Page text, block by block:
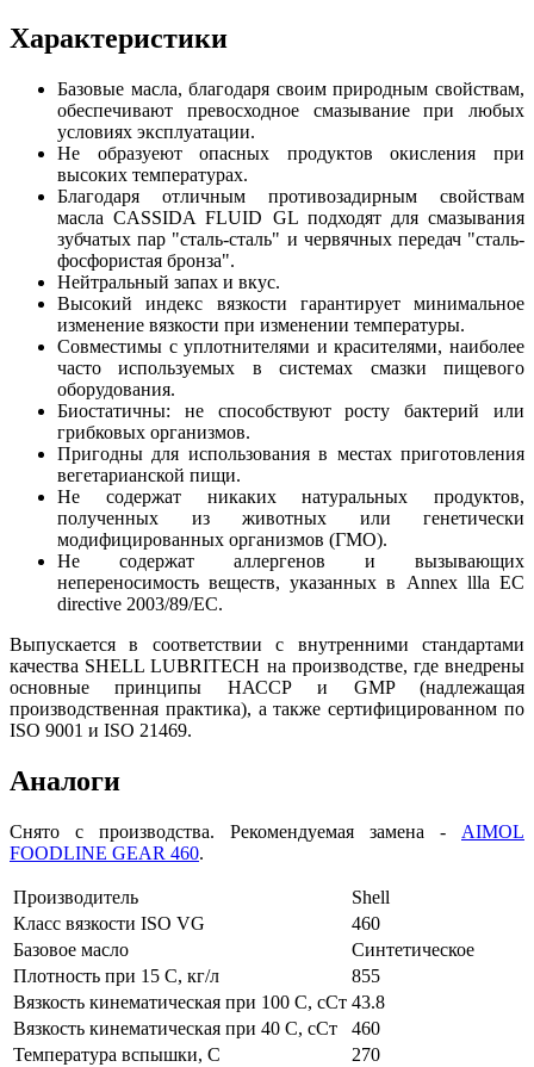
Характеристики
Базовые масла, благодаря своим природным свойствам,
обеспечивают превосходное смазывание при любых
условиях эксплуатации.
Не образуеют опасных продуктов окисления при
высоких температурах.
Благодаря отличным противозадирным свойствам
масла CASSIDA FLUID GL подходят для смазывания
зубчатых пар "сталь-сталь" и червячных передач "сталь-
фосфористая бронза".
Нейтральный запах и вкус.
Высокий индекс вязкости гарантирует минимальное
изменение вязкости при изменении температуры.
Совместимы с уплотнителями и красителями, наиболее
часто используемых в системах смазки пищевого
оборудования.
Биостатичны: не способствуют росту бактерий или
грибковых организмов.
Пригодны для использования в местах приготовления
вегетарианской пищи.
Не содержат никаких натуральных продуктов,
полученных из животных или генетически
модифицированных организмов (ГМО).
Не содержат аллергенов и вызывающих
непереносимость веществ, указанных в Annex llla EC
directive 2003/89/EC.
Выпускается в соответствии с внутренними стандартами
качества SHELL LUBRITECH на производстве, где внедрены
основные принципы НАССР и GMP (надлежащая
производственная практика), а также сертифицированном по
ISO 9001 и ISO 21469.
Аналоги
Снято с производства. Рекомендуемая замена - AIMOL
FOODLINE GEAR 460.
Производитель
Shell
Класс вязкости ISO VG
460
Базовое масло
Синтетическое
Плотность при 15 С, кг/л
855
Вязкость кинематическая при 100 С, сСт 43.8
Вязкость кинематическая при 40 С, сСт
460
Температура вспышки, С
270